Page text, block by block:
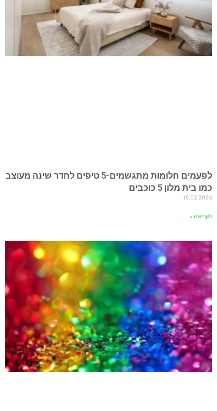
לפעמים חלומות מתגשמים-5 טיפים לחדר שינה מעוצב
כמו בית מלון 5 כוכבים
16.02.2024
לקריאה »